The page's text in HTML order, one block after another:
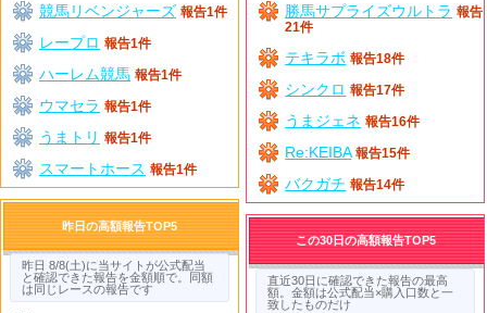
競馬リベンジャーズ 報告1件
レープロ 報告1件
ハーレム競馬 報告1件
ウマセラ 報告1件
うまトリ 報告1件
スマートホース 報告1件
勝馬サプライズウルトラ 報告
21件
テキラボ 報告18件
シンクロ 報告17件
うまジェネ 報告16件
Re:KEIBA 報告15件
バクガチ 報告14件
昨日の高額報告TOP5
昨日 8/8(土)に当サイトが公式配当
と確認できた報告を金額順で。同額
は同じレースの報告です
この30日の高額報告TOP5
直近30日に確認できた報告の最高
額。金額は公式配当×購入口数と一
致したものだけ